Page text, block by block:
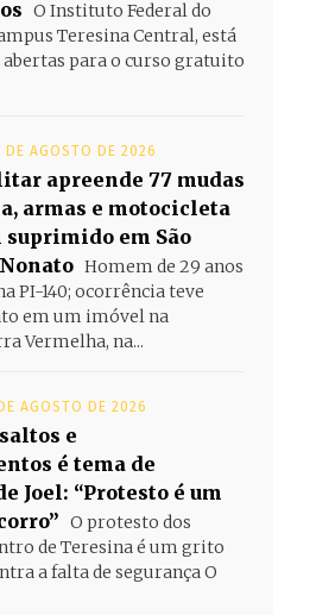
O Instituto Federal do
Teresina Central, está
abertas para o curso gratuito
DE AGOSTO DE 2026
apreende 77 mudas
armas e motocicleta
suprimido em São
Homem de 29 anos
PI-140; ocorrência teve
em um imóvel na
Vermelha, na...
AGOSTO DE 2026
e
é tema de
Joel: “Protesto é um
O protesto dos
de Teresina é um grito
a falta de segurança O